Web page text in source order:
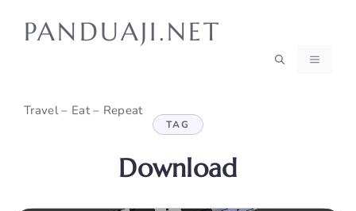
PANDUAJI.NET
Travel – Eat – Repeat
MENU
TAG
Download